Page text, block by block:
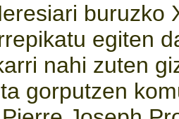
buruzko
egiten
nahi zuten
gorputzen